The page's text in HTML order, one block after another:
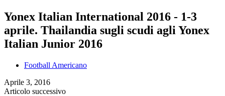
Yonex Italian International 2016 - 1-3
aprile. Thailandia sugli scudi agli Yonex
Italian Junior 2016
Football Americano
Aprile 3, 2016
Articolo successivo